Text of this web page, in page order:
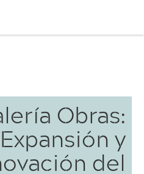
Obras:
Expansión y
del